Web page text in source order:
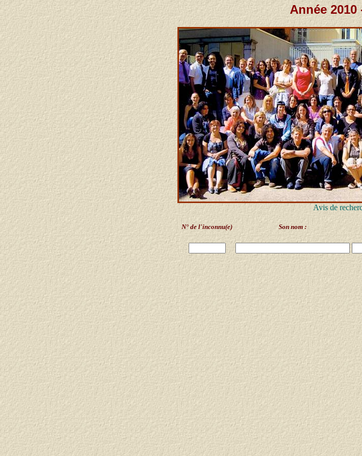
Année 2010
Avis de
N° de l'inconnu(e) Son nom :